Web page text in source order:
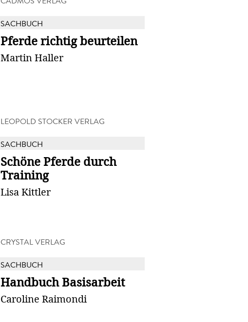
SACHBUCH
Pferde richtig beurteilen
Martin Haller
LEOPOLD STOCKER VERLAG
SACHBUCH
Schöne Pferde durch
Training
Lisa Kittler
CRYSTAL VERLAG
SACHBUCH
Handbuch Basisarbeit
Caroline Raimondi